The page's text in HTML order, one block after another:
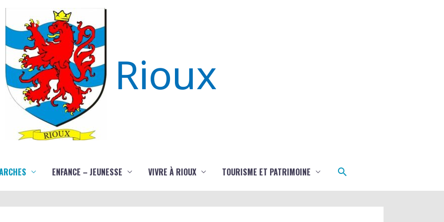
Rioux
ENFANCE – JEUNESSE VIVRE À RIOUX TOURISME ET PATRIMOINE Rechercher